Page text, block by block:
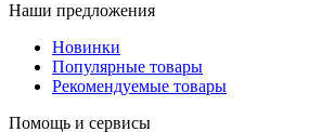
Наши предложения
Новинки
Популярные товары
Рекомендуемые товары
Помощь и сервисы